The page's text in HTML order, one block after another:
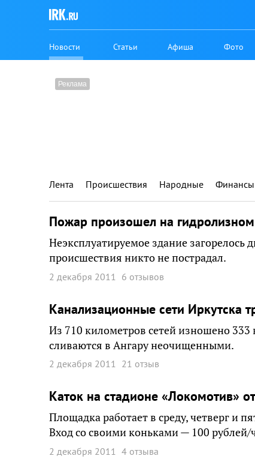
Новости Статьи Афиша Фото
Лента Происшествия Народные Финансы
Пожар произошел на
Неэксплуатируемое здание загорелось
происшествия никто не пострадал.
2 декабря 2011 6 отзывов
Канализационные сети Иркутска
Из 710 километров сетей изношено 333
сливаются в Ангару неочищенными.
2 декабря 2011 21 отзыв
Каток на стадионе «Локомотив»
Площадка работает в среду, четверг и
Вход со своими коньками — 100 рублей/
2 декабря 2011 4 отзыва